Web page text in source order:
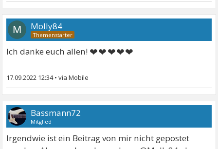
M Molly84
Ich danke euch allen! ❤❤❤❤❤
17.09.2022 12:34•
Bassmann72
Mitglied
Irgendwie ist ein Beitrag von mir nicht gepostet